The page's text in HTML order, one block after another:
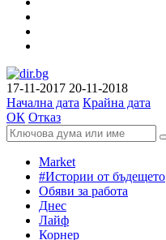
17-11-2017 20-11-2018
Начална дата Крайна дата
ОК Отказ
Market
#Истории от бъдещето
Обяви за работа
Днес
Лайф
Корнер